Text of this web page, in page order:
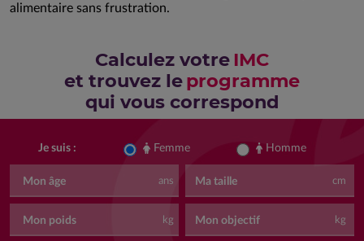
alimentaire sans frustration.
Calculez votre IMC
et trouvez leprogramme
qui vous correspond
Je suis : Femme Homme
Mon âge ans Ma taille cm
Mon poids kg Mon objectif kg